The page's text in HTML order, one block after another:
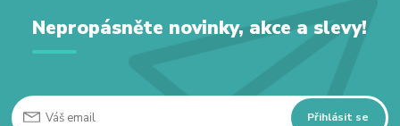
Nepropásněte novinky, akce a slevy!
Přihlásit se